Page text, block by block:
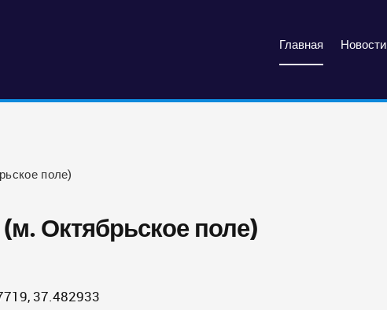
Главная Новости
поле)
Октябрьское поле)
37.482933